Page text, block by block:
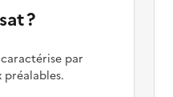
?
par